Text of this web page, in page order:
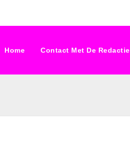
Home Contact Met De Redactie